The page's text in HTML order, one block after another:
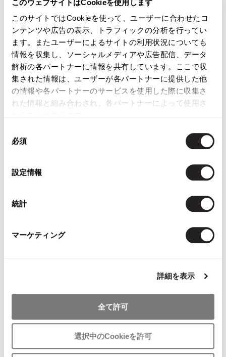
このウェブサイトはCookieを使用します
このサイトではCookieを使って、ユーザーに合わせたコ
ンテンツや広告の表示、トラフィックの分析を行ってい
ます。またユーザーによるサイトの利用状況についても
情報を収集し、ソーシャルメディアや広告配信、データ
解析の各パートナーに情報を共有しています。ここで収
集された情報は、ユーザーが各パートナーに提供した他
の情報や各パートナーのサービスを使用した際に収集さ
れた情報と組み合わされ、各パートナーによって使用さ
必須
設定情報
統計
マーケティング
詳細を表示
全て許可
選択中のCookieを許可
45%OFF
Sybilla,Jocomomola
Jocomomola Wool Nylon Point
CA4LA Corsage Paper Bucket Hat
WOMENS
Jean-Paul GAULTIER FEMME
Jean-Paul GAULTIER FEMME
Corsage Decoration Sleeveless
WOMENS
Jean-Paul GAULTIER FEMME
Jean-Paul GAULTIER FEMME
Neck Corsage Mesh T Shirt Black